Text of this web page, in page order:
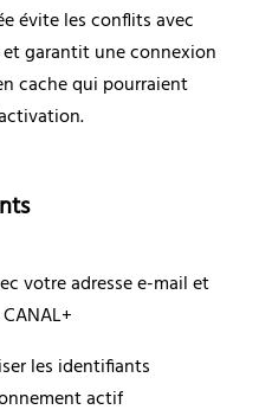
évite les conflits avec
garantit une connexion
cache qui pourraient
votre adresse e-mail et
les identifiants
actif